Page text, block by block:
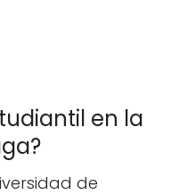
en la
de